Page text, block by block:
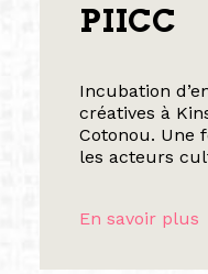
PIICC
Incubation
créatives à
Cotonou. Une
les acteurs
En savoir plus